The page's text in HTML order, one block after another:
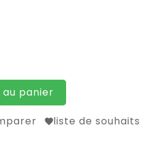
panier
liste de souhaits